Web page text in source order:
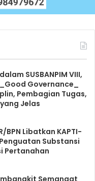
SUSBANPIM VIII,
Governance_
Pembagian Tugas,
Jelas
BPN Libatkan KAPTI-
Substansi
Pertanahan
Semangat